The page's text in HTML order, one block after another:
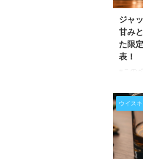
ジャ
甘み
た限
表！
※この
閲覧・
テネシ
特別
新たな
ニエ
「
ウイス